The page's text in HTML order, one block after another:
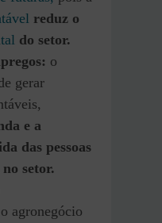
reduz o
do setor.
o
gerar
e a
das pessoas
setor.
o agronegócio